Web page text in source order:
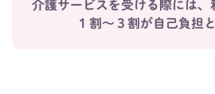
介護サービスを受ける際には、
１割～３割が自己負担